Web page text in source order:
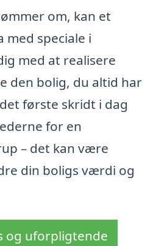
om, kan et
speciale i
med at realisere
den bolig, du altid har
første skridt i dag
for en
– det kan være
din boligs værdi og
og uforpligtende